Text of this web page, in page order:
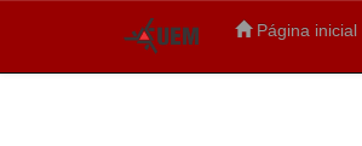
Página inicial